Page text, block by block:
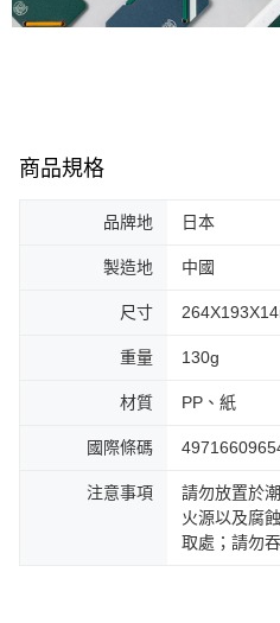
商品規格
品牌地 日本
製造地 中國
尺寸
重量 130g
材質 PP、紙
國際條碼
注意事項
請勿放置於
火源以及腐
取處；請勿